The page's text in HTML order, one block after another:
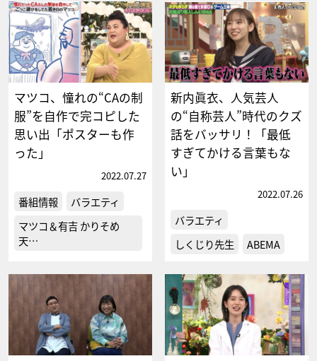
マツコ、憧れの“CAの制
服”を自作で完コピした
思い出「ポスターも作
った」
2022.07.27
番組情報
バラエティ
マツコ＆有吉 かりそめ
天…
新内眞衣、人気芸人
の“自称芸人”時代のクズ
話をバッサリ！「最低
すぎてかける言葉もな
い」
2022.07.26
バラエティ
しくじり先生
ABEMA